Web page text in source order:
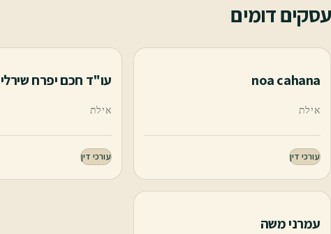
עסקים דומים
noa cahana
אילת
עורכי דין
עו"ד חכם יפרח שירלי
אילת
עורכי דין
עמרני משה